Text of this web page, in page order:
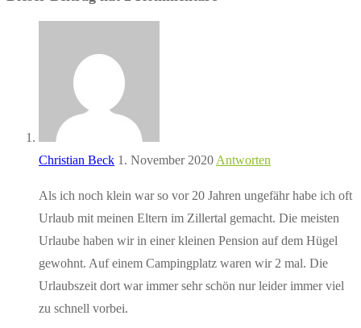
Christian Beck 1. November 2020Antworten
Als ich noch klein war so vor 20 Jahren ungefähr habe ich oft
Urlaub mit meinen Eltern im Zillertal gemacht. Die meisten
Urlaube haben wir in einer kleinen Pension auf dem Hügel
gewohnt. Auf einem Campingplatz waren wir 2 mal. Die
Urlaubszeit dort war immer sehr schön nur leider immer viel
zu schnell vorbei.